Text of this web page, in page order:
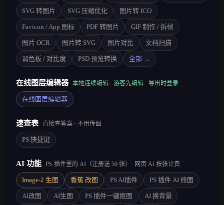
SVG 转图片 SVG 压缩优化 图片转 ICO
Favicon / App 图标 PDF 转图片 GIF 制作 / 拆帧
图片 OCR 图片转 SVG 图片对比 文档扫描
调色板 / 对比度 PSD 预览转换 全部 →
在线图层编辑器 本地连续编辑 · 游客先编辑 · 导出时登录
在线图层编辑器
速查表 直接查答案 · 不用传图
PS 快捷键
AI 功能 PS 插件里的 AI（注册送 50 张）· 网页 AI 按张计费
Image-2 生图 香蕉 改图 PS AI插件 PS 插件 AI 修图
AI改图 AI生图 PS 插件一键抠图 AI 换背景